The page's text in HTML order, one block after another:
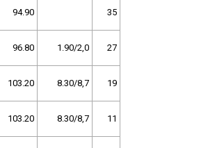
94.90 35
96.80 1.90/2,0 27
103.20 8.30/8,7 19
103.20 8.30/8,7 11